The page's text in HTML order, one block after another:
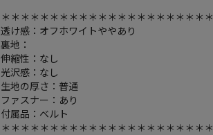
＊＊＊＊＊＊＊＊＊＊＊＊＊＊＊＊＊＊＊＊＊＊
透け感：オフホワイトややあり
裏地：
伸縮性：なし
光沢感：なし
生地の厚さ：普通
ファスナー：あり
付属品：ベルト
＊＊＊＊＊＊＊＊＊＊＊＊＊＊＊＊＊＊＊＊＊＊